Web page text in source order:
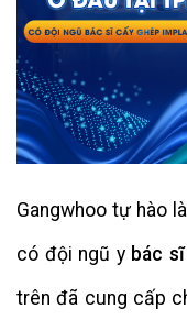
Gangwhoo tự hào
có đội ngũ y bác
trên đã cung cấp